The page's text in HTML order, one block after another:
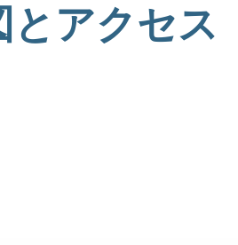
とアクセス